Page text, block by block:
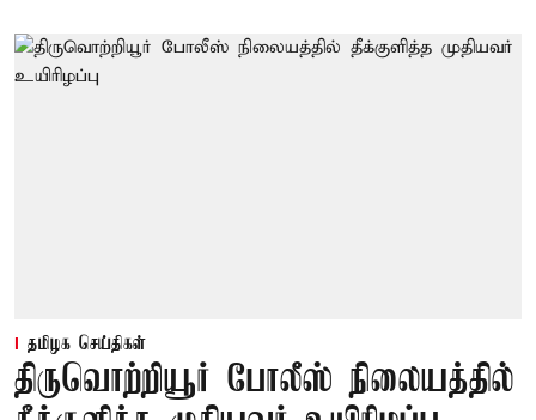
தமிழக செய்திகள்
திருவொற்றியூர் போலீஸ் நிலையத்தில்